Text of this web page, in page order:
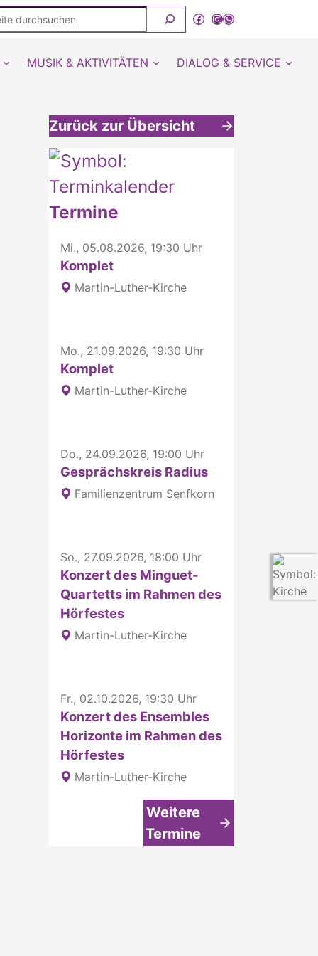
Facebook
Instagram
WhatsApp Kanal von detmold-lutherisch
MUSIK & AKTIVITÄTEN DIALOG & SERVICE
Zurück zur Übersicht
Weitere interessante Inhalte
Termine
Mi., 05.08.2026, 19:30 Uhr
Komplet
Martin-Luther-Kirche
Mo., 21.09.2026, 19:30 Uhr
Komplet
Martin-Luther-Kirche
Do., 24.09.2026, 19:00 Uhr
Gesprächskreis Radius
Familienzentrum Senfkorn
So., 27.09.2026, 18:00 Uhr
Konzert des Minguet-
Quartetts im Rahmen des
Hörfestes
Martin-Luther-Kirche
Fr., 02.10.2026, 19:30 Uhr
Konzert des Ensembles
Horizonte im Rahmen des
Hörfestes
Martin-Luther-Kirche
Weitere
Termine